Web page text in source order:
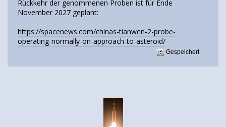
Rückkehr der genommenen Proben ist für Ende
November 2027 geplant:
https://spacenews.com/chinas-tianwen-2-probe-
operating-normally-on-approach-to-asteroid/
Gespeichert